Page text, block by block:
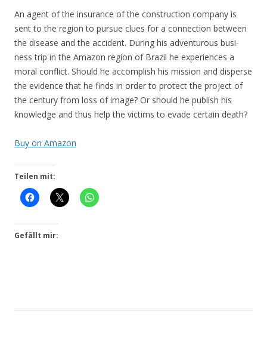
An agent of the insu­rance of the con­s­truc­tion com­pa­ny is
sent to the regi­on to pur­sue clues for a con­nec­tion bet­ween
the dise­a­se and the acci­dent. During his adven­tur­ous busi­
ness trip in the Ama­zon regi­on of Bra­zil he expe­ri­en­ces a
moral con­flict. Should he accom­plish his mis­si­on and disper­se
the evi­dence that he finds in order to pro­tect the pro­ject of
the cen­tu­ry from loss of image? Or should he publish his
know­ledge and thus help the vic­tims to eva­de cer­tain death?
Buy on Amazon
Teilen mit:
Gefällt mir: